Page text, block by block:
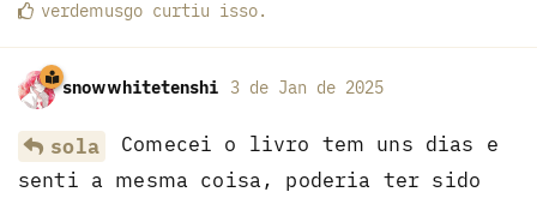
verdemusgo curtiu isso.
snowwhitetenshi 3 de Jan de 2025
sola
Comecei o livro tem uns dias e
senti a mesma coisa, poderia ter sido